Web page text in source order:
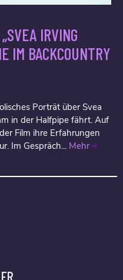
IRVING
IM BACKCOUNTRY
Porträt über Svea
in der Halfpipe fährt. Auf
Film ihre Erfahrungen
Im Gespräch... Mehr